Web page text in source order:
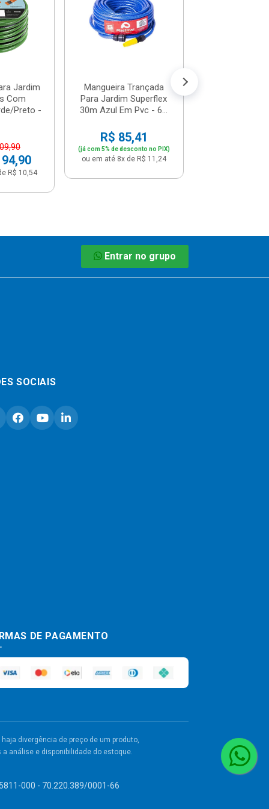
Jardim
Com
Preto -
R$ 10,54
Mangueira Trançada
Para Jardim Superflex
30m Azul Em Pvc - 6...
R$ 85,41
(já com 5% de desconto no PIX)
ou em até 8x de R$ 11,24
Entrar no grupo
SOCIAIS
DE PAGAMENTO
divergência de preço de um produto,
análise e disponibilidade do estoque.
000 - 70.220.389/0001-66